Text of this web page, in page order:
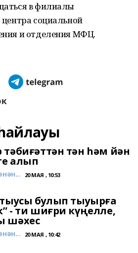
в филиалы
социальной
и отделения МФЦ.
тәбиғәттән тән һәм йән
алып
20 МАЯ , 10:53
булып тыуырға
- ти шиғри күңелле,
шәхес
20 МАЯ , 10:42